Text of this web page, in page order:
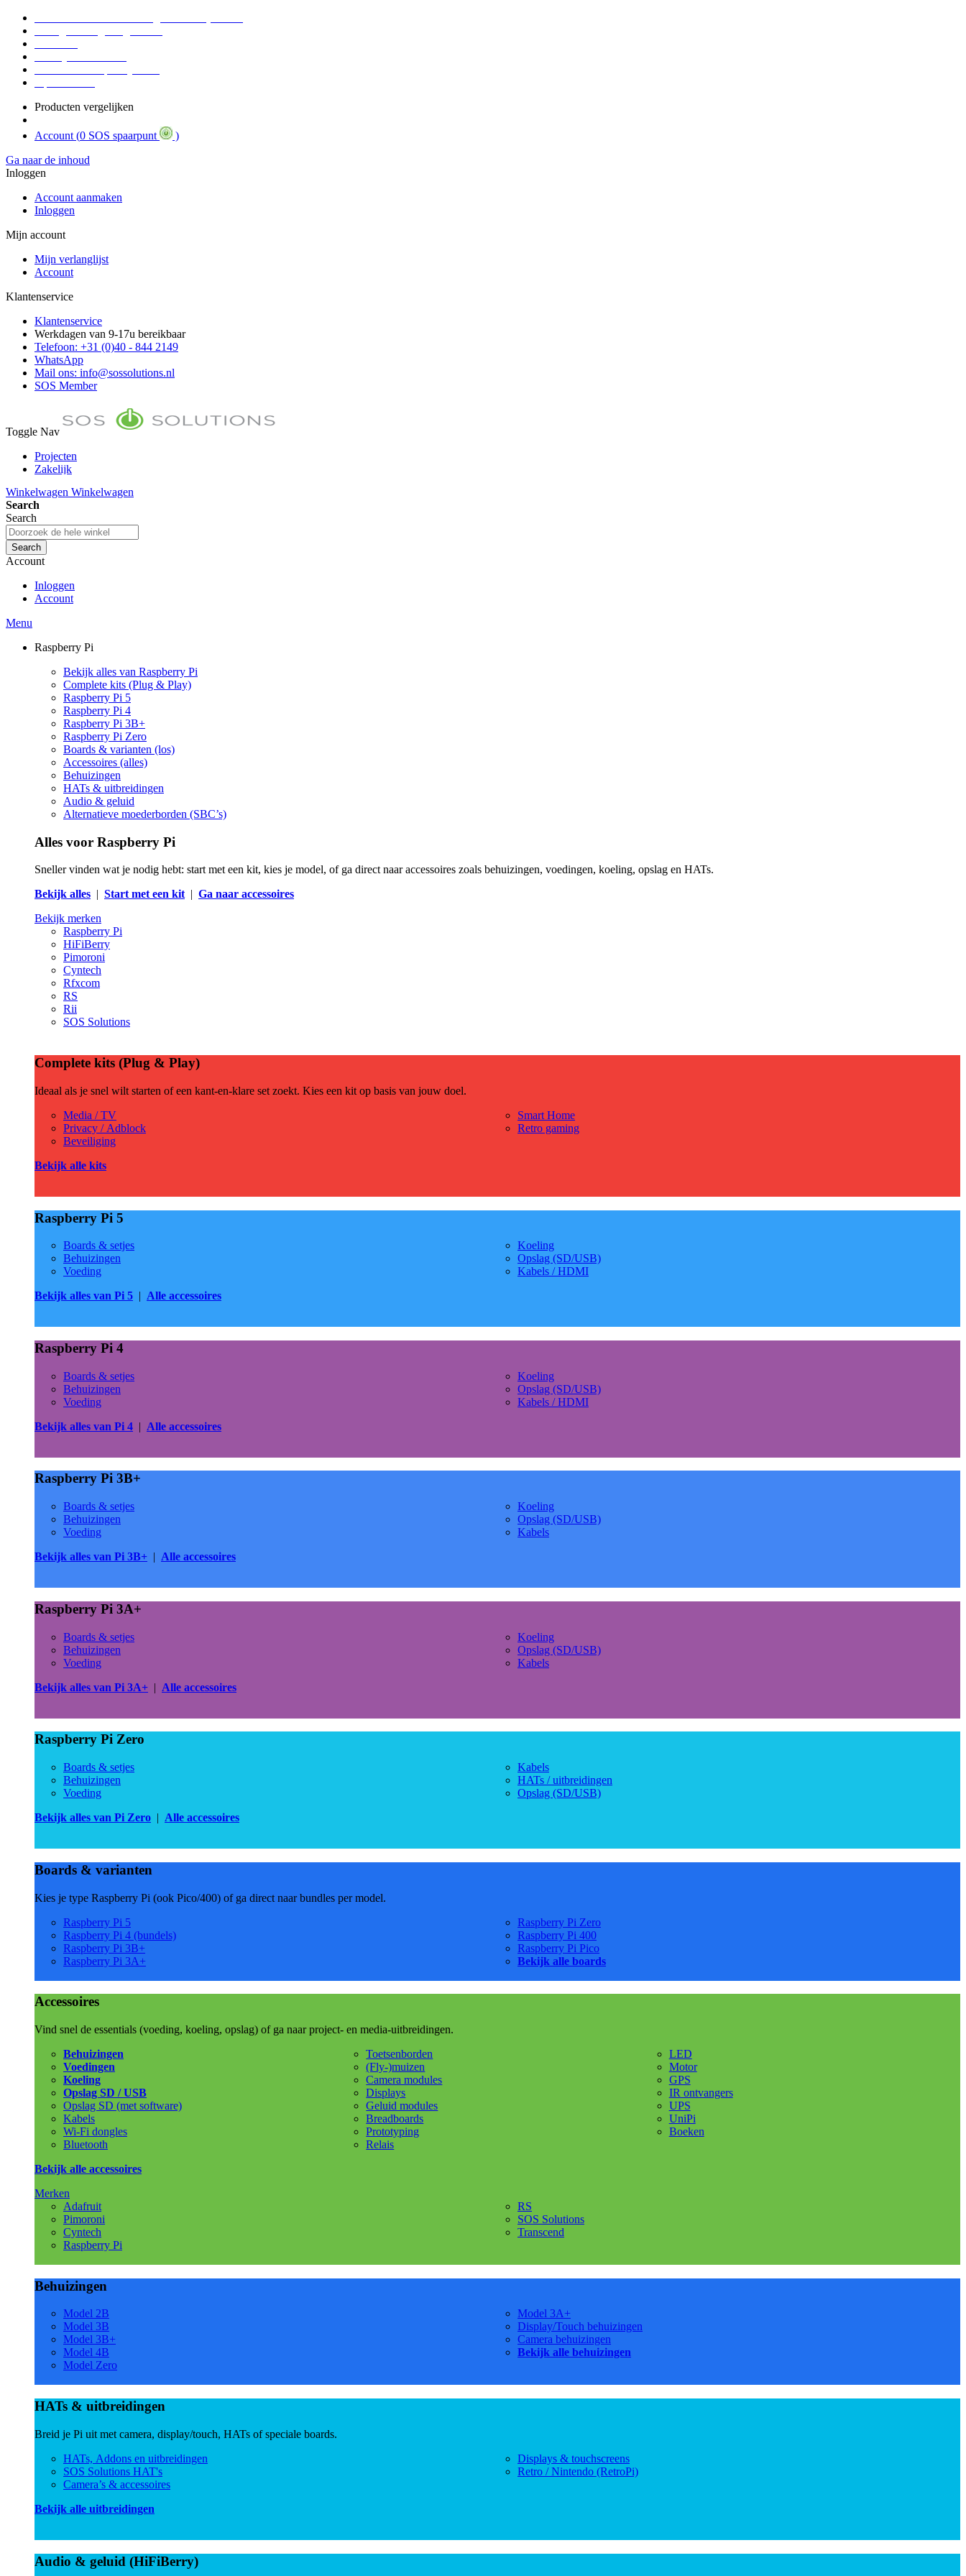
Producten vergelijken
Account (0 SOS spaarpunt
)
Ga naar de inhoud
Inloggen
Account aanmaken
Inloggen
Mijn account
Mijn verlanglijst
Account
Klantenservice
Klantenservice
Werkdagen van 9-17u bereikbaar
Telefoon: +31 (0)40 - 844 2149
WhatsApp
Mail ons: info@sossolutions.nl
SOS Member
Toggle Nav
Projecten
Zakelijk
Toon prijzen Incl. BTW
Toon prijzen Excl. BTW
Winkelwagen Winkelwagen
Search
Search
Search
Account
Inloggen
Account
Menu
Raspberry Pi
Bekijk alles van Raspberry Pi
Complete kits (Plug & Play)
Raspberry Pi 5
Raspberry Pi 4
Raspberry Pi 3B+
Raspberry Pi Zero
Boards & varianten (los)
Accessoires (alles)
Behuizingen
HATs & uitbreidingen
Audio & geluid
Alternatieve moederborden (SBC’s)
Alles voor Raspberry Pi
Sneller vinden wat je nodig hebt: start met een kit, kies je model, of ga direct naar accessoires zoals behuizingen, voedingen, koeling, opslag en HATs.
Bekijk alles | Start met een kit| Ga naar accessoires
Bekijk merken
Raspberry Pi
HiFiBerry
Pimoroni
Cyntech
Rfxcom
RS
Rii
SOS Solutions
Complete kits (Plug & Play)
Ideaal als je snel wilt starten of een kant-en-klare set zoekt. Kies een kit op basis van jouw doel.
Media / TV
Privacy / Adblock
Beveiliging
Smart Home
Retro gaming
Bekijk alle kits
Raspberry Pi 5
Boards & setjes
Behuizingen
Voeding
Koeling
Opslag (SD/USB)
Kabels / HDMI
Bekijk alles van Pi 5 | Alle accessoires
Raspberry Pi 4
Boards & setjes
Behuizingen
Voeding
Koeling
Opslag (SD/USB)
Kabels / HDMI
Bekijk alles van Pi 4 | Alle accessoires
Raspberry Pi 3B+
Boards & setjes
Behuizingen
Voeding
Koeling
Opslag (SD/USB)
Kabels
Bekijk alles van Pi 3B+ | Alle accessoires
Raspberry Pi 3A+
Boards & setjes
Behuizingen
Voeding
Koeling
Opslag (SD/USB)
Kabels
Bekijk alles van Pi 3A+ | Alle accessoires
Raspberry Pi Zero
Boards & setjes
Behuizingen
Voeding
Kabels
HATs / uitbreidingen
Opslag (SD/USB)
Bekijk alles van Pi Zero | Alle accessoires
Boards & varianten
Kies je type Raspberry Pi (ook Pico/400) of ga direct naar bundles per model.
Raspberry Pi 5
Raspberry Pi 4 (bundels)
Raspberry Pi 3B+
Raspberry Pi 3A+
Raspberry Pi Zero
Raspberry Pi 400
Raspberry Pi Pico
Bekijk alle boards
Accessoires
Vind snel de essentials (voeding, koeling, opslag) of ga naar project- en media-uitbreidingen.
Behuizingen
Voedingen
Koeling
Opslag SD / USB
Opslag SD (met software)
Kabels
Wi-Fi dongles
Bluetooth
Toetsenborden
(Fly-)muizen
Camera modules
Displays
Geluid modules
Breadboards
Prototyping
Relais
LED
Motor
GPS
IR ontvangers
UPS
UniPi
Boeken
Bekijk alle accessoires
Merken
Adafruit
Pimoroni
Cyntech
Raspberry Pi
RS
SOS Solutions
Transcend
Behuizingen
Model 2B
Model 3B
Model 3B+
Model 4B
Model Zero
Model 3A+
Display/Touch behuizingen
Camera behuizingen
Bekijk alle behuizingen
HATs & uitbreidingen
Breid je Pi uit met camera, display/touch, HATs of speciale boards.
HATs, Addons en uitbreidingen
SOS Solutions HAT's
Camera’s & accessoires
Displays & touchscreens
Retro / Nintendo (RetroPi)
Bekijk alle uitbreidingen
Audio & geluid (HiFiBerry)